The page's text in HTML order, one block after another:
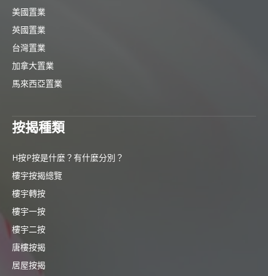
美國置業
英國置業
台灣置業
加拿大置業
馬來西亞置業
按揭種類
H按P按是什麼？有什麼分別？
樓宇按揭總覽
樓宇轉按
樓宇一按
樓宇二按
唐樓按揭
居屋按揭